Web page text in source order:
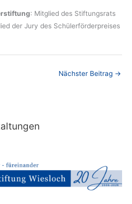
: Mitglied des Stiftungsrats
der Jury des Schülerförderpreises
Nächster Beitrag →